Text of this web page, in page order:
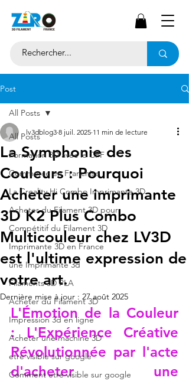
Post
All Posts
Formation 3D avec le CPF
Commerce en Franchise
La Creality Hi Combo Imprimante 3D
Acheter du Filament 3D pour
Compétitif du Filament 3D
Imprimante 3D en France
une Imprimante 3d
Filaments 3D PLA
Acheter du Filament 3D
Impression 3d en ligne
Acheter une machine 3D
etre visible sur google
Comment etre visible sur google
All Posts
La Symphonie des
Couleurs : Pourquoi
Acheter une imprimante
3D K2 Plus Combo
Multicouleur chez LV3D
est l'ultime expression de
votre art.
lv3dblog3 8 juil. 2025 11 min de lecture
Dernière mise à jour : 27 août 2025
L'Émotion de la Couleur
: L'Expérience Créative
Révolutionnée par l'acte
d'acheter une